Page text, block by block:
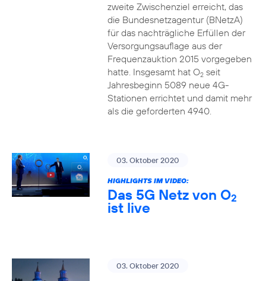
zweite Zwischenziel erreicht, das
die Bundesnetzagentur (BNetzA)
für das nachträgliche Erfüllen der
Versorgungsauflage aus der
Frequenzauktion 2015 vorgegeben
hatte. Insgesamt hat O2seit
Jahresbeginn 5089 neue 4G-
Stationen errichtet und damit mehr
als die geforderten 4940.
03. Oktober 2020
HIGHLIGHTS IM VIDEO:
Das 5G Netz von O2
ist live
03. Oktober 2020